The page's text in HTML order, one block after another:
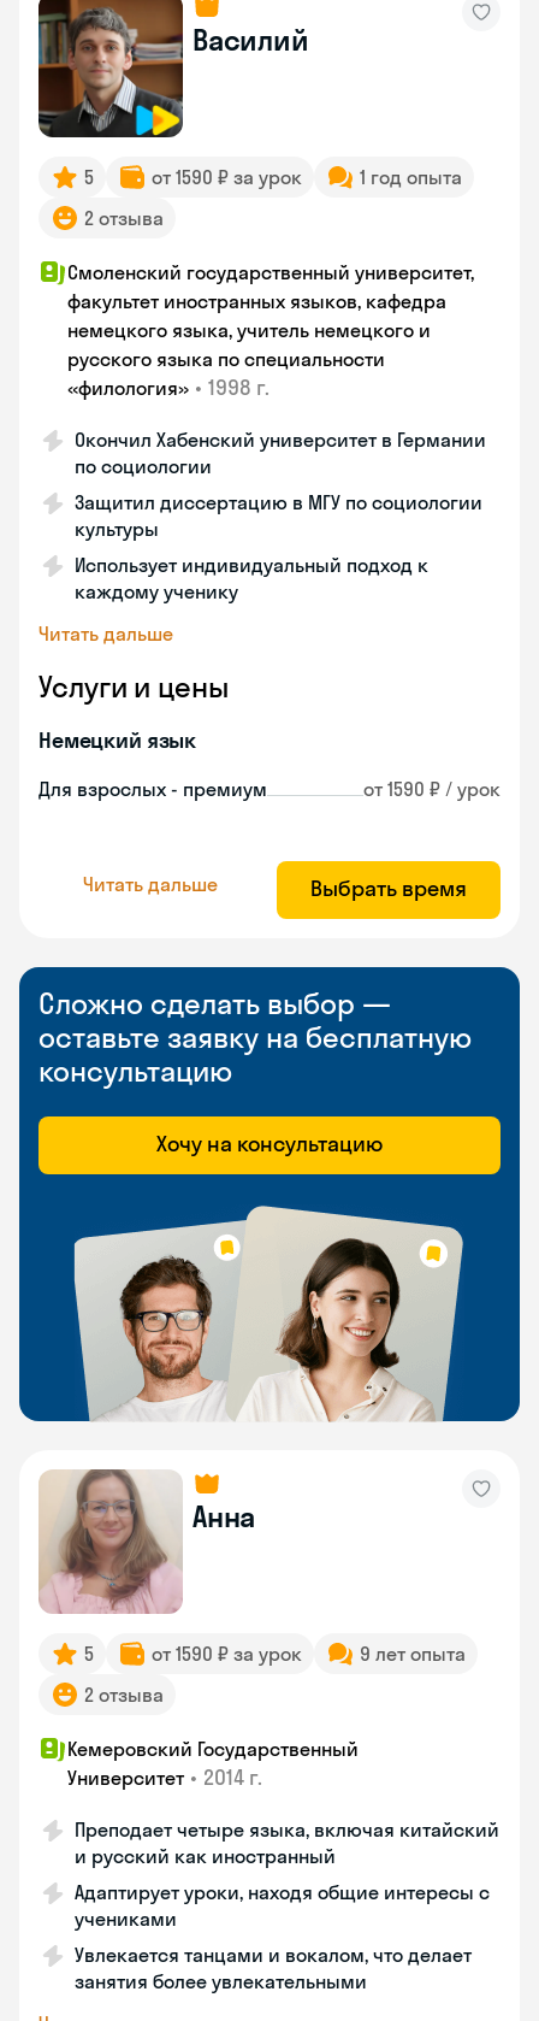
Василий
5 от 1590 ₽ за урок
1 год опыта
2 отзыва
Смоленский государственный университет,
факультет иностранных языков, кафедра
немецкого языка, учитель немецкого и
русского языка по специальности
«филология» • 1998 г.
Окончил Хабенский университет в Германии
по социологии
Защитил диссертацию в МГУ по социологии
культуры
Использует индивидуальный подход к
каждому ученику
Читать дальше
Услуги и цены
Немецкий язык
Для взрослых - премиум от 1590 ₽ / урок
Читать дальше Выбрать время
Сложно сделать выбор —
оставьте заявку на бесплатную
консультацию
Хочу на консультацию
Анна
5 от 1590 ₽ за урок
9 лет опыта
2 отзыва
Кемеровский Государственный
Университет • 2014 г.
Преподает четыре языка, включая китайский
и русский как иностранный
Адаптирует уроки, находя общие интересы с
учениками
Увлекается танцами и вокалом, что делает
занятия более увлекательными